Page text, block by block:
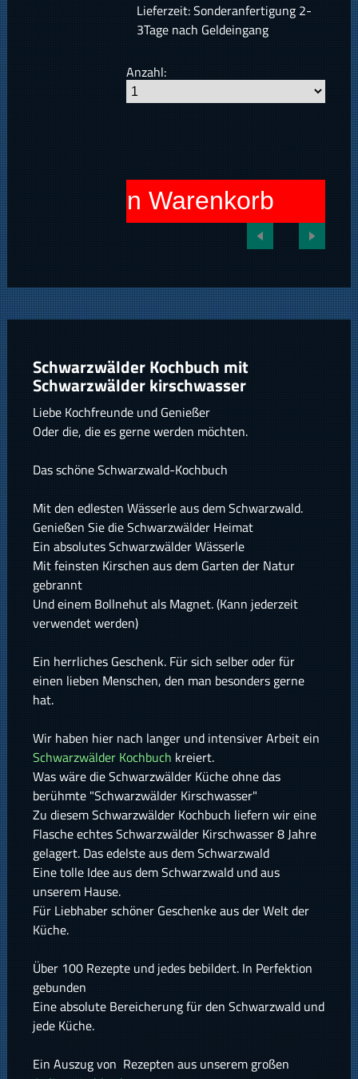
Lieferzeit: Sonderanfertigung 2-
3Tage nach Geldeingang
Anzahl:
In den Warenkorb
Schwarzwälder Kochbuch mit
Schwarzwälder kirschwasser
Liebe Kochfreunde und Genießer
Oder die, die es gerne werden möchten.
Das schöne Schwarzwald-Kochbuch
Mit den edlesten Wässerle aus dem Schwarzwald.
Genießen Sie die Schwarzwälder Heimat
Ein absolutes Schwarzwälder Wässerle
Mit feinsten Kirschen aus dem Garten der Natur
gebrannt
Und einem Bollnehut als Magnet. (Kann jederzeit
verwendet werden)
Ein herrliches Geschenk. Für sich selber oder für
einen lieben Menschen, den man besonders gerne
hat.
Wir haben hier nach langer und intensiver Arbeit ein
Schwarzwälder Kochbuch kreiert.
Was wäre die Schwarzwälder Küche ohne das
berühmte "Schwarzwälder Kirschwasser"
Zu diesem Schwarzwälder Kochbuch liefern wir eine
Flasche echtes Schwarzwälder Kirschwasser 8 Jahre
gelagert. Das edelste aus dem Schwarzwald
Eine tolle Idee aus dem Schwarzwald und aus
unserem Hause.
Für Liebhaber schöner Geschenke aus der Welt der
Küche.
Über 100 Rezepte und jedes bebildert. In Perfektion
gebunden
Eine absolute Bereicherung für den Schwarzwald und
jede Küche.
Ein Auszug von Rezepten aus unserem großen